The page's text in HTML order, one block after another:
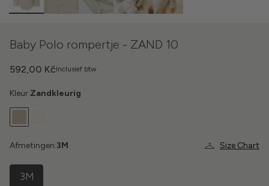
Baby Polo rompertje - ZAND 10
Inclusief btw
592,00 Kč
Kleur:Zandkleurig
Size Chart
Afmetingen:3M
3M